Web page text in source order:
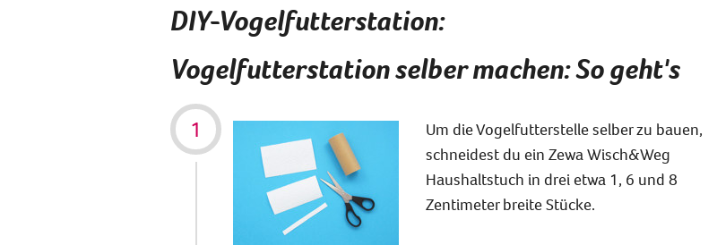
DIY-Vogelfutterstation:
Vogelfutterstation selber machen: So geht's
Um die Vogelfutterstelle selber zu bauen,
schneidest du ein Zewa Wisch&Weg
Haushaltstuch in drei etwa 1, 6 und 8
Zentimeter breite Stücke.